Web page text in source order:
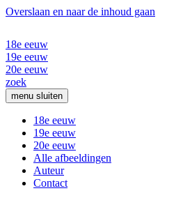
Overslaan en naar de inhoud gaan
18e eeuw
19e eeuw
20e eeuw
zoek
menu sluiten
18e eeuw
19e eeuw
20e eeuw
Alle afbeeldingen
Auteur
Contact